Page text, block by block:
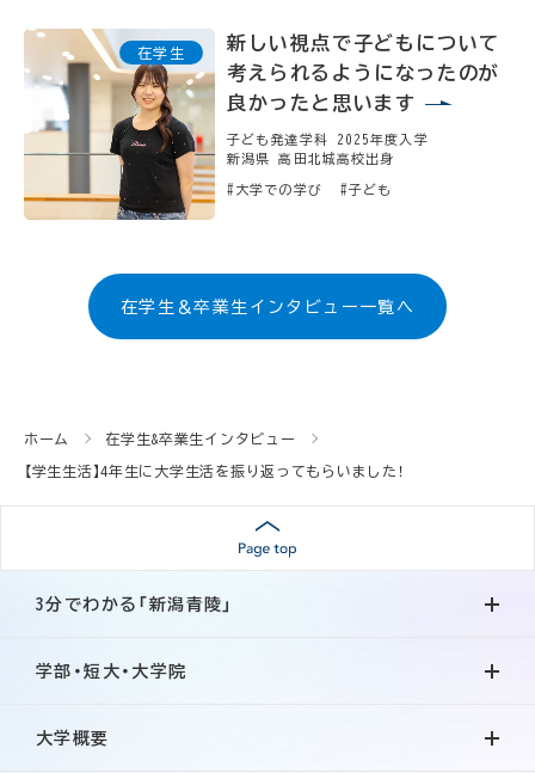
新しい視点で子どもについて
考えられるようになったのが
良かったと思います
子ども発達学科 2025年度入学
新潟県 高田北城高校出身
#大学での学び #子ども
在学生＆卒業生インタビュー一覧へ
ホーム 在学生&卒業生インタビュー
【学生生活】4年生に大学生活を振り返ってもらいました！
3分でわかる「新潟青陵」
学部・短大・大学院
大学概要